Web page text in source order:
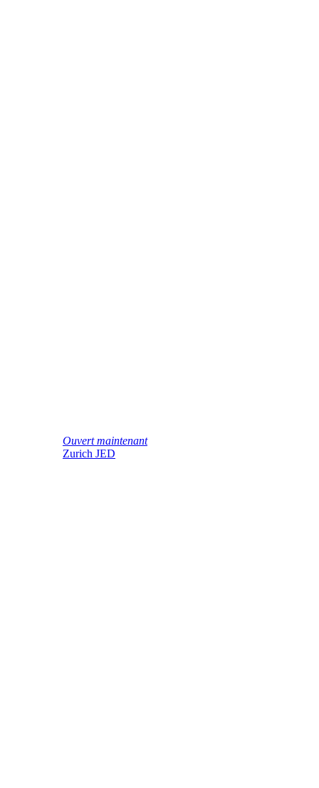
Ouvert maintenant
Zurich JED